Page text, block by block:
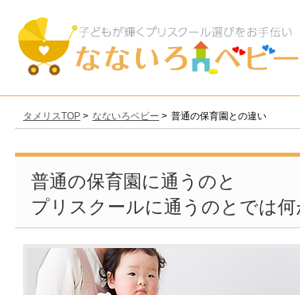
タメリスTOP なないろベビー 普通の保育園との違い
普通の保育園に通うのと
プリスクールに通うのとでは